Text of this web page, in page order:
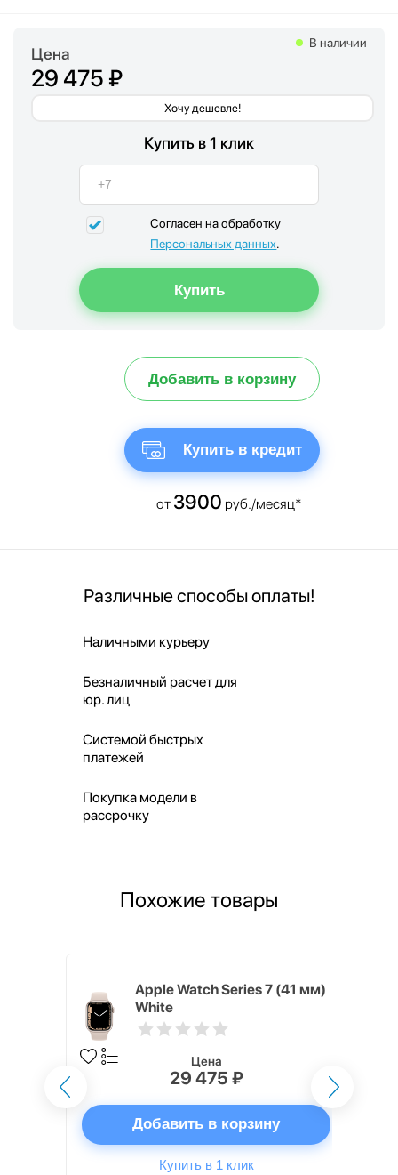
Цена
29 475 ₽
Хочу дешевле!
В наличии
Купить в 1 клик
Согласен на обработку
Персональных данных.
Добавить в корзину
Купить в кредит
от 3900 руб./месяц*
Различные способы оплаты!
Наличными курьеру
Безналичный расчет для
юр. лиц
Системой быстрых
платежей
Покупка модели в
рассрочку
Похожие товары
Apple Watch Series 7 (41 мм)
White
Цена
29 475 ₽
Добавить в корзину
Купить в 1 клик